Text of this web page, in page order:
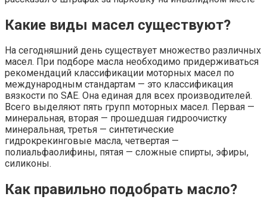
Какие виды масел существуют?
На сегодняшний день существует множество различных
масел. При подборе масла необходимо придерживаться
рекомендаций классификации моторных масел по
международным стандартам — это классификация
вязкости по SAE. Она единая для всех производителей.
Всего выделяют пять групп моторных масел. Первая —
минеральная, вторая — прошедшая гидроочистку
минеральная, третья — синтетические
гидрокрекинговые масла, четвертая —
полиальфаолифины, пятая — сложные спирты, эфиры,
силиконы.
Как правильно подобрать масло?